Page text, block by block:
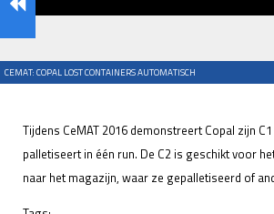
CEMAT: COPAL LOST CONTAINERS AUTOMATISCH
Tijdens CeMAT 2016 demonstreert Copal zijn
palletiseert in één run. De C2 is geschikt voor
naar het magazijn, waar ze gepalletiseerd of